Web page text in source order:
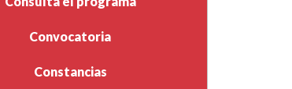
Convocatoria
Constancias